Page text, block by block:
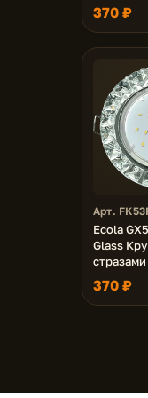
/фон
хром
370 ₽
Арт.
Ecola
Glass
зерк./
52x120
370 ₽